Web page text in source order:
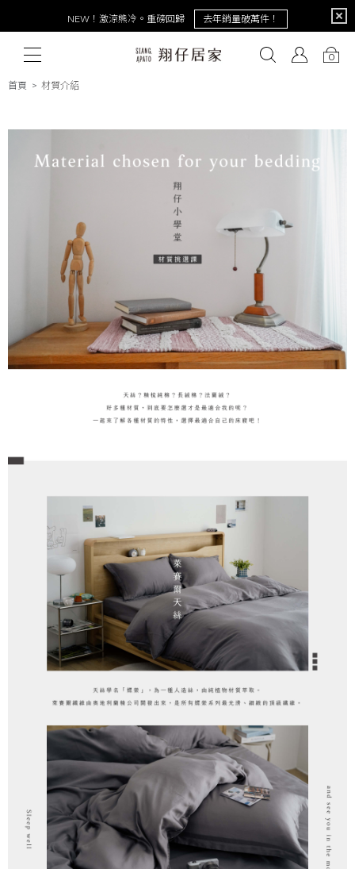
NEW！激涼熊冷。重磅回歸 去年銷量破萬件！
0
# 保潔墊 # 涼被 # 涼墊 # 素色 # 天絲 # 純棉 #
首頁 材質介紹